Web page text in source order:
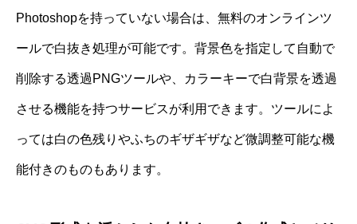
Photoshopを持っていない場合は、無料のオンラインツ
ールで白抜き処理が可能です。背景色を指定して自動で
削除する透過PNGツールや、カラーキーで白背景を透過
させる機能を持つサービスが利用できます。ツールによ
っては白の色残りやふちのギザギザなど微調整可能な機
能付きのものもあります。